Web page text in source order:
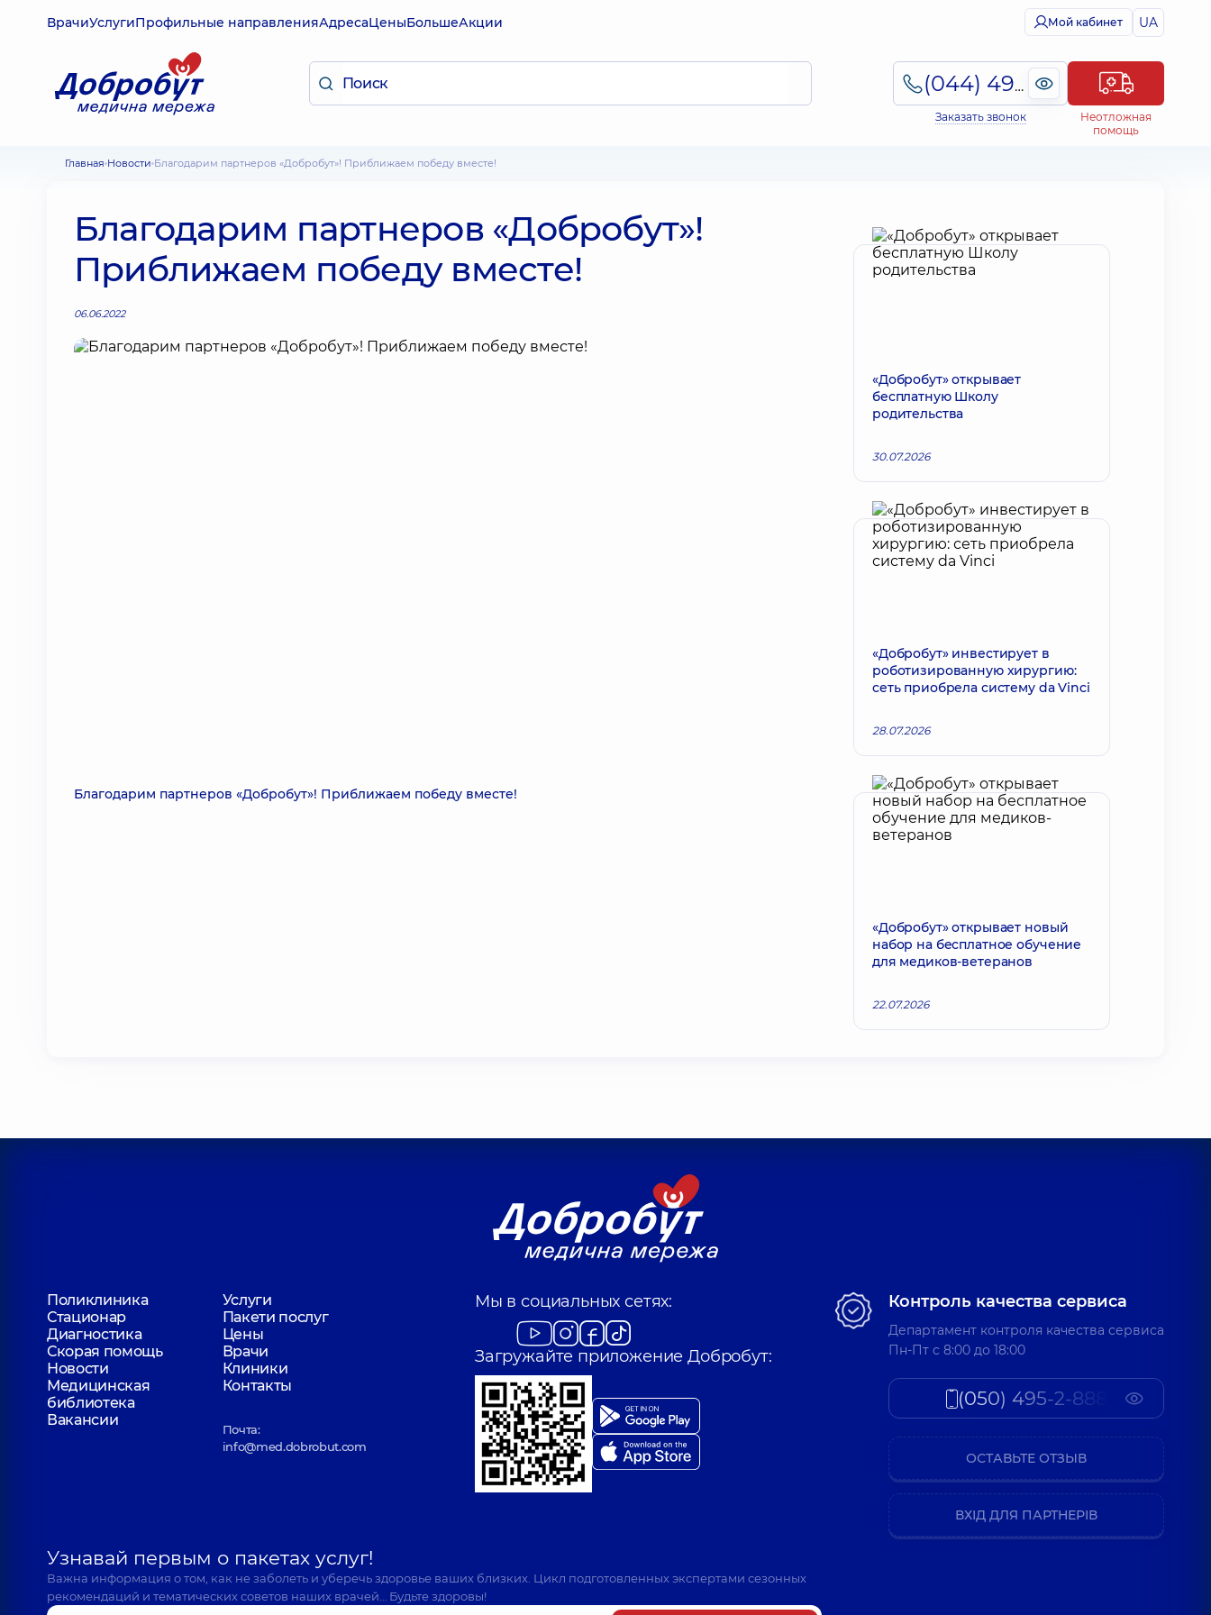
ВрачиУслугиПрофильные направленияАдресаЦеныБольшеАкции Мой кабинет UA
(044) 495-2-888
Заказать звонок
Неотложная
помощь
Главная Новости Благодарим партнеров «Добробут»! Приближаем победу вместе!
Благодарим партнеров «Добробут»!
Приближаем победу вместе!
06.06.2022
Благодарим партнеров «Добробут»! Приближаем победу вместе!
«Добробут» открывает
бесплатную Школу
родительства
30.07.2026
«Добробут» инвестирует в
роботизированную хирургию:
сеть приобрела систему da Vinci
28.07.2026
«Добробут» открывает новый
набор на бесплатное обучение
для медиков-ветеранов
22.07.2026
Поликлиника
Услуги
Стационар
Пакети послуг
Диагностика
Цены
Скорая помощь
Врачи
Новости
Клиники
Медицинская
библиотека
Контакты
Вакансии
Почта:
info@med.dobrobut.com
Мы в социальных сетях:
Загружайте приложение Добробут:
Узнавай первым о пакетах услуг!
Важна информация о том, как не заболеть и уберечь здоровье ваших близких. Цикл подготовленных экспертами сезонных
рекомендаций и тематических советов наших врачей… Будьте здоровы!
Контроль качества сервиса
Департамент контроля качества сервиса
Пн-Пт c 8:00 до 18:00
(050) 495-2-888
ОСТАВЬТЕ ОТЗЫВ
ВХІД ДЛЯ ПАРТНЕРІВ